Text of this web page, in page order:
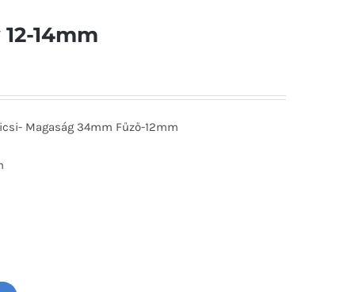
14mm
Magaság 34mm Fűző-12mm